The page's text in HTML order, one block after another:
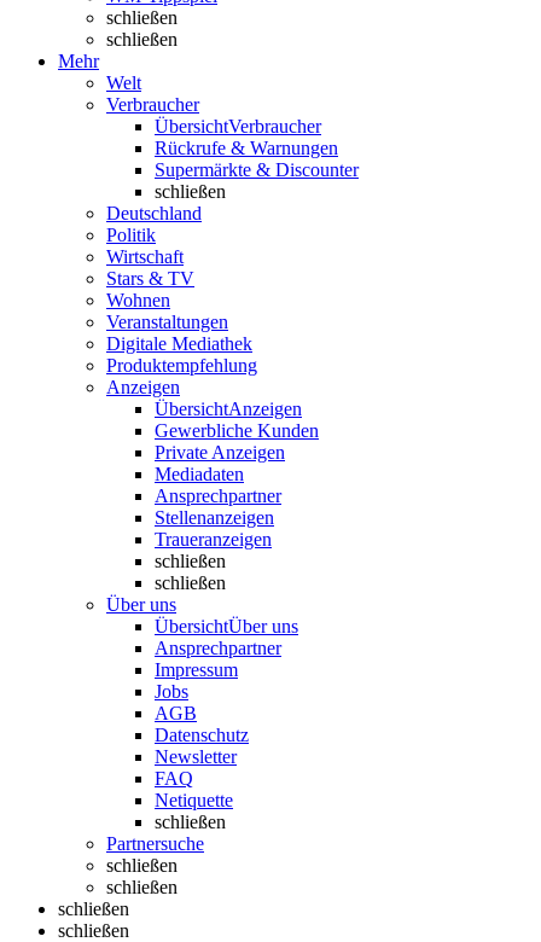
schließen
schließen
Mehr
Welt
Verbraucher
ÜbersichtVerbraucher
Rückrufe & Warnungen
Supermärkte & Discounter
schließen
Deutschland
Politik
Wirtschaft
Stars & TV
Wohnen
Veranstaltungen
Digitale Mediathek
Produktempfehlung
Anzeigen
ÜbersichtAnzeigen
Gewerbliche Kunden
Private Anzeigen
Mediadaten
Ansprechpartner
Stellenanzeigen
Traueranzeigen
schließen
schließen
Über uns
ÜbersichtÜber uns
Ansprechpartner
Impressum
Jobs
AGB
Datenschutz
Newsletter
FAQ
Netiquette
schließen
Partnersuche
schließen
schließen
schließen
schließen